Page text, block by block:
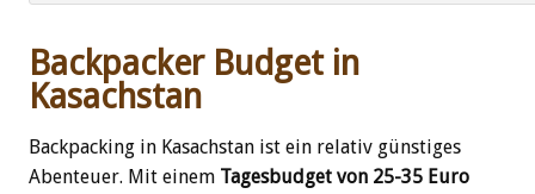
Backpacker Budget in
Kasachstan
Backpacking in Kasachstan ist ein relativ günstiges
Abenteuer. Mit einem Tagesbudget von 25-35 Euro